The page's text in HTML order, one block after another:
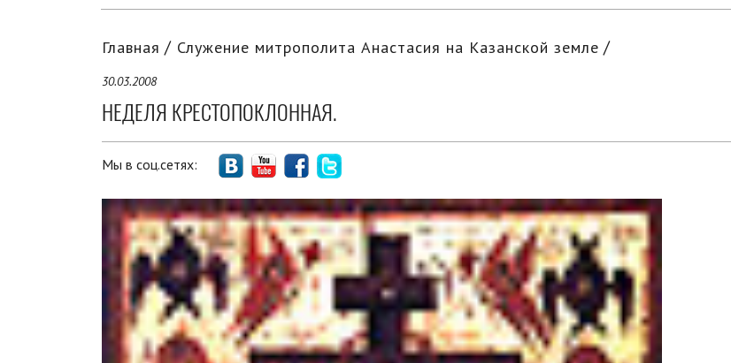
Главная Служение митрополита Анастасия на Казанской земле
30.03.2008
НЕДЕЛЯ КРЕСТОПОКЛОННАЯ.
Мы в соц.сетях: